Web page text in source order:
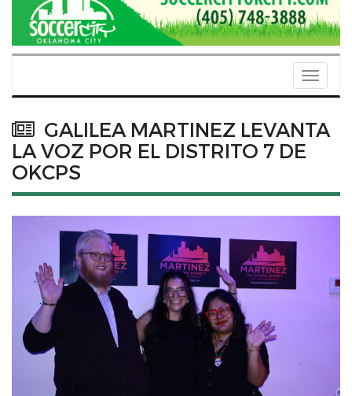
Toggle
GALILEA MARTINEZ LEVANTA
LA VOZ POR EL DISTRITO 7 DE
OKCPS